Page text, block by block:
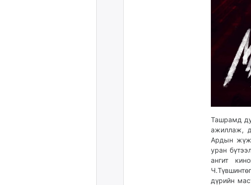
Ташрамд
ажиллаж,
Ардын
уран
ангит
дүрийн